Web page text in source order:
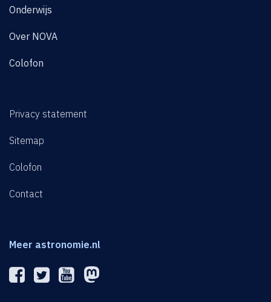
Onderwijs
Over NOVA
Colofon
Privacy statement
Sitemap
Colofon
Contact
Meer astronomie.nl